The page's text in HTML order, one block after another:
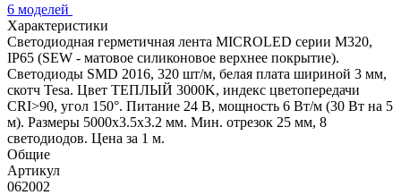
6 моделей
Характеристики
Светодиодная герметичная лента MICROLED серии M320,
IP65 (SEW - матовое силиконовое верхнее покрытие).
Светодиоды SMD 2016, 320 шт/м, белая плата шириной 3 мм,
скотч Tesa. Цвет ТЕПЛЫЙ 3000K, индекс цветопередачи
CRI>90, угол 150°. Питание 24 В, мощность 6 Вт/м (30 Вт на 5
м). Размеры 5000x3.5x3.2 мм. Мин. отрезок 25 мм, 8
светодиодов. Цена за 1 м.
Общие
Артикул
062002